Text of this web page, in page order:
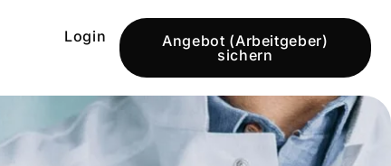
Login
Angebot (Arbeitgeber)
sichern